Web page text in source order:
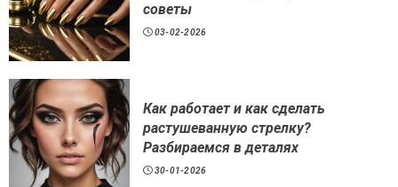
советы
03-02-2026
Как работает и как сделать
растушеванную стрелку?
Разбираемся в деталях
30-01-2026